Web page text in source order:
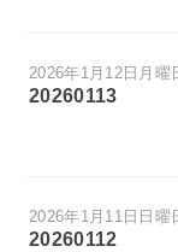
2026年1月12日月曜
20260113
2026年1月11日日曜
20260112